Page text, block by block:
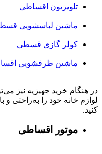
تلویزیون اقساطی
ماشین لباسشویی
کولر گازی قسطی
ماشین ظرفشویی
در هنگام خرید جهیزیه نیز
لوازم خانه خود را به‌راحتی و
کنید.
موتور اقساطی